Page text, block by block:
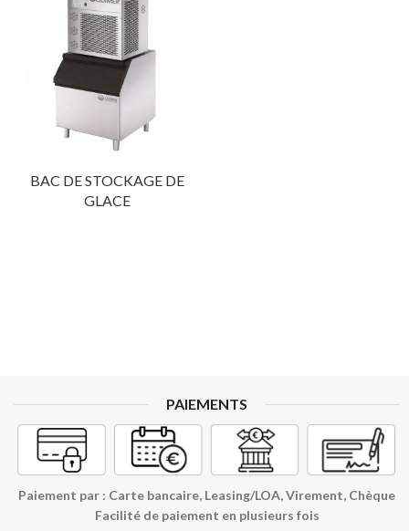
BAC DE STOCKAGE DE
GLACE
PAIEMENTS
Paiement par : Carte bancaire, Leasing/LOA, Virement, Chèque
Facilité de paiement en plusieurs fois